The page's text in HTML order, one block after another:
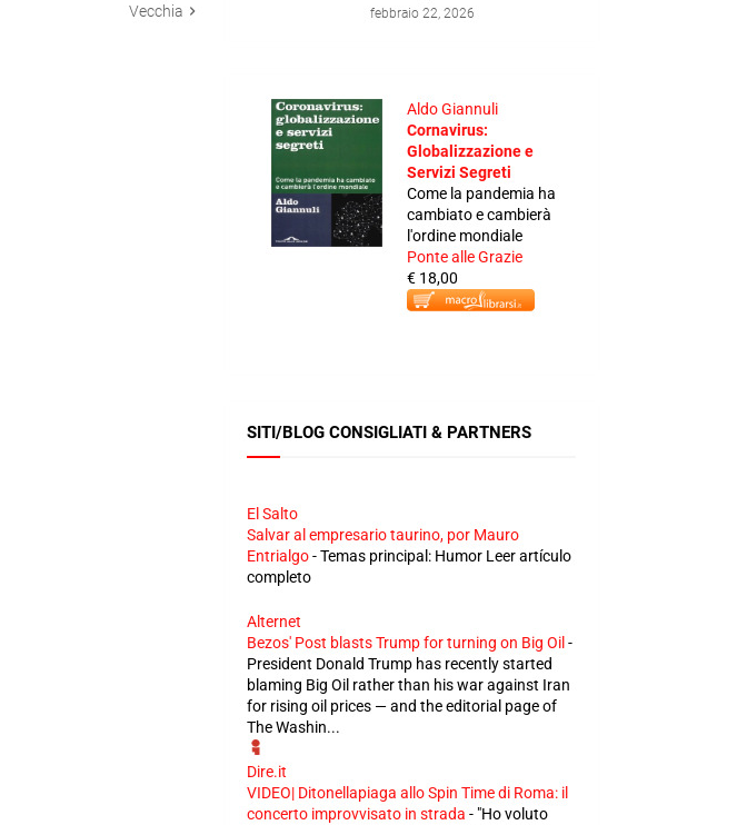
Vecchia febbraio 22, 2026
Aldo Giannuli
Cornavirus:
Globalizzazione e
Servizi Segreti
Come la pandemia ha
cambiato e cambierà
l'ordine mondiale
Ponte alle Grazie
€ 18,00
SITI/BLOG CONSIGLIATI & PARTNERS
El Salto
Salvar al empresario taurino, por Mauro
Entrialgo-Temas principal: Humor Leer artículo
completo
Alternet
Bezos' Post blasts Trump for turning on Big Oil -
President Donald Trump has recently started
blaming Big Oil rather than his war against Iran
for rising oil prices — and the editorial page of
The Washin...
Dire.it
VIDEO| Ditonellapiaga allo Spin Time di Roma: il
concerto improvvisato in strada - "Ho voluto